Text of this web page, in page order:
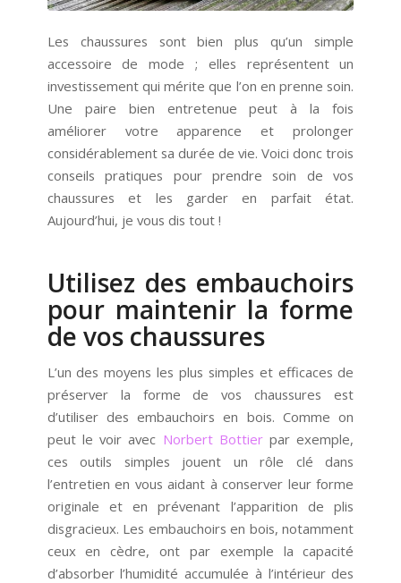
Les chaussures sont bien plus qu’un simple
accessoire de mode ; elles représentent un
investissement qui mérite que l’on en prenne soin.
Une paire bien entretenue peut à la fois
améliorer votre apparence et prolonger
considérablement sa durée de vie. Voici donc trois
conseils pratiques pour prendre soin de vos
chaussures et les garder en parfait état.
Aujourd’hui, je vous dis tout !
Utilisez des embauchoirs
pour maintenir la forme
de vos chaussures
L’un des moyens les plus simples et efficaces de
préserver la forme de vos chaussures est
d’utiliser des embauchoirs en bois. Comme on
peut le voir avec Norbert Bottierpar exemple,
ces outils simples jouent un rôle clé dans
l’entretien en vous aidant à conserver leur forme
originale et en prévenant l’apparition de plis
disgracieux. Les embauchoirs en bois, notamment
ceux en cèdre, ont par exemple la capacité
d’absorber l’humidité accumulée à l’intérieur des